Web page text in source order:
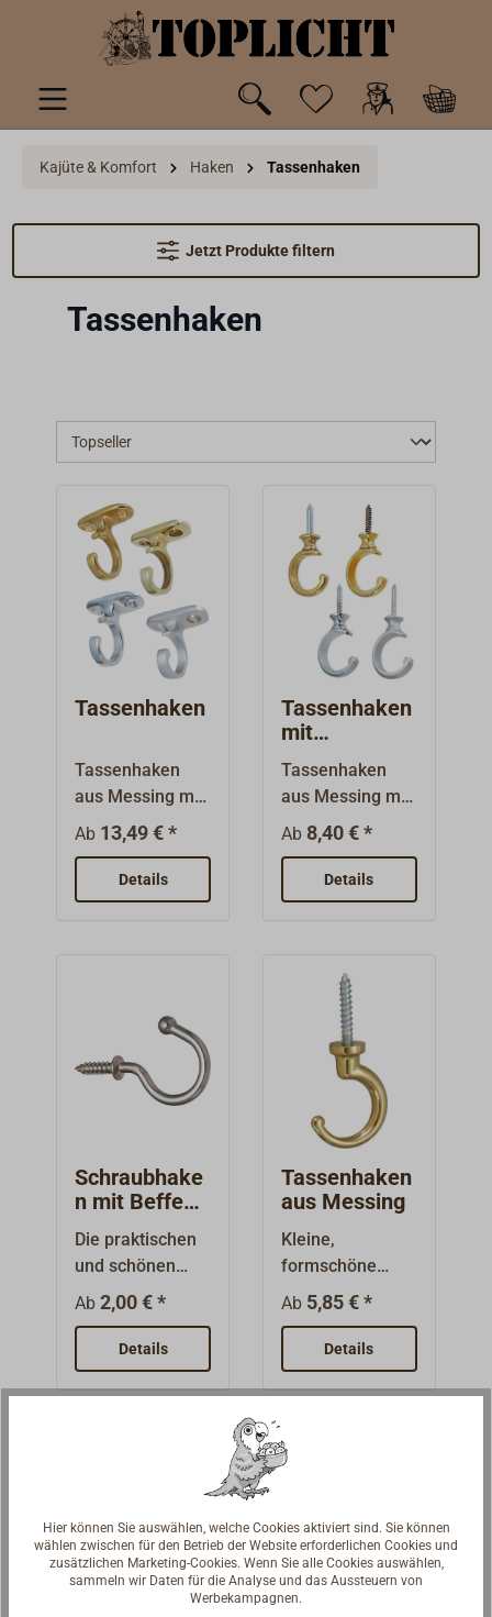
springen
Kajüte & Komfort Haken Tassenhaken
Jetzt Produkte filtern
Tassenhaken
Tassenhaken
Tassenhaken
aus Messing mit
ovaler
Grundplatte 45 x
mm.Oberfläche
Ab 13,49 € *
Details
Tassenhaken
mit
Stiftschraube
Tassenhaken
aus Messing mit
Stiftschraube
aus Stahl (Länge
ca. 25
mm).Lieferbar in
ührungen: Messi
gerollt, Messing
poliert, verchrom
t oder matt
verchromt.
Ab 8,40 € *
Details
Schraubhake
n mit Beffe
aus Edelstahl
rund
Die praktischen
und schönen
Schraubhaken
aus A2-Edelstahl
mit Beffe und
Kugel sind
vielseitig
Ab2,00 € *
Details
Tassenhaken
aus Messing
Kleine,
formschöne
Haken aus
poliertem
Messing mit
Stiftschrauben
aus Stahl. Länge
Schraubengewin
Ab 5,85 € *
Details
Hier können Sie auswählen, welche Cookies aktiviert sind. Sie können
wählen zwischen für den Betrieb der Website erforderlichen Cookies und
zusätzlichen Marketing-Cookies. Wenn Sie alle Cookies auswählen,
sammeln wir Daten für die Analyse und das Aussteuern von
Werbekampagnen.